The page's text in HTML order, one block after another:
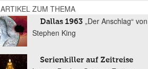
ARTIKEL ZUM THEMA
Dallas 1963 „Der Anschlag“ von
Stephen King
Serienkiller auf Zeitreise